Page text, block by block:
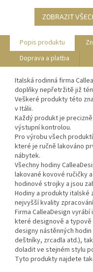
ZOBRAZIT
Popis produktu
Doprava a platba
Italská rodinná firma
doplňky nepřetržitě již
Veškeré produkty této
v Itálii.
Každý produkt je
výstupní kontrolou.
Pro výrobu všech
které je ručně lakováno
nábytek.
Všechny hodiny
lakované kovové ručičky
hodinové strojky a jsou
Hodiny a produkty italské
nejvyšší kvality
Firma CalleaDesign
které designově a
designy nástěnných
deštníky, zrcadla atd.),
doladit ve stejném stylu
Tyto produkty najdete